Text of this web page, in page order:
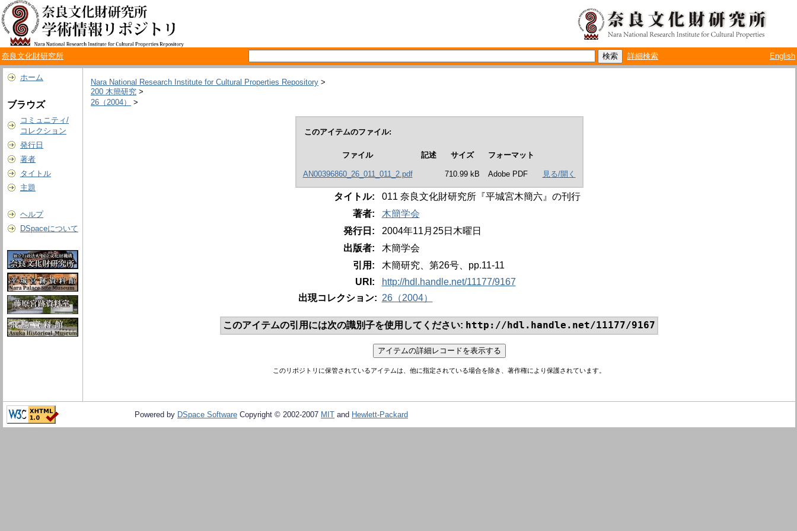
奈良文化財研究所 詳細検索 English
ホーム
ブラウズ
コミュニティ/
コレクション
発行日
著者
タイトル
主題
ヘルプ
DSpaceについて
Nara National Research Institute for Cultural Properties Repository >
200 木簡研究 >
26（2004）
>
このアイテムのファイル:
ファイル 記述 サイズ フォーマット
AN00396860_26_011_011_2.pdf 710.99 kB Adobe PDF 見る/開く
タイトル:
011 奈良文化財研究所『平城宮木簡六』の刊行
著者:
木簡学会
発行日:
2004年11月25日木曜日
出版者:
木簡学会
引用:
木簡研究、第26号、pp.11-11
URI:
http://hdl.handle.net/11177/9167
出現コレクション: 26（2004）
このアイテムの引用には次の識別子を使用してください: http://hdl.handle.net/11177/9167
このリポジトリに保管されているアイテムは、他に指定されている場合を除き、著作権により保護されています。
Powered by DSpace Software Copyright © 2002-2007 MIT and Hewlett-Packard